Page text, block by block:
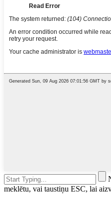
meklētu, vai taustiņu ESC, lai